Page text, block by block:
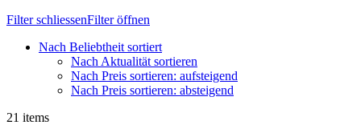
Filter schliessenFilter öffnen
Nach Beliebtheit sortiert
Nach Aktualität sortieren
Nach Preis sortieren: aufsteigend
Nach Preis sortieren: absteigend
21 items